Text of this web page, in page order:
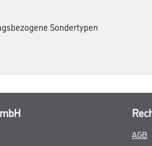
Sondertypen
AGB